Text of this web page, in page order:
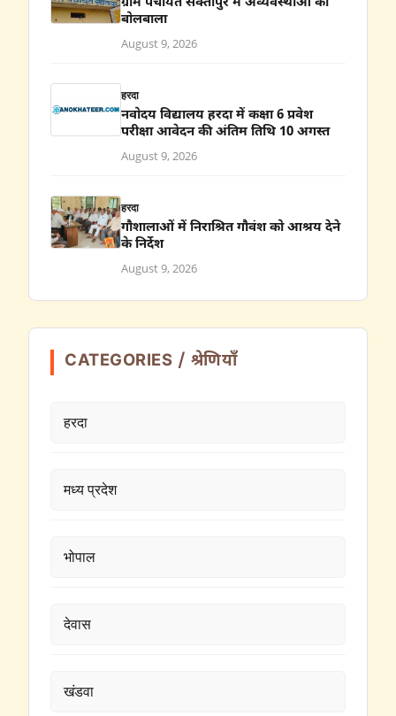
बोलबाला
August 9, 2026
हरदा
नवोदय विद्यालय हरदा में कक्षा 6 प्रवेश
परीक्षा आवेदन की अंतिम तिथि 10 अगस्त
August 9, 2026
हरदा
गौशालाओं में निराश्रित गौवंश को आश्रय देने
के निर्देश
August 9, 2026
CATEGORIES / श्रेणियाँ
हरदा
मध्य प्रदेश
भोपाल
देवास
खंडवा